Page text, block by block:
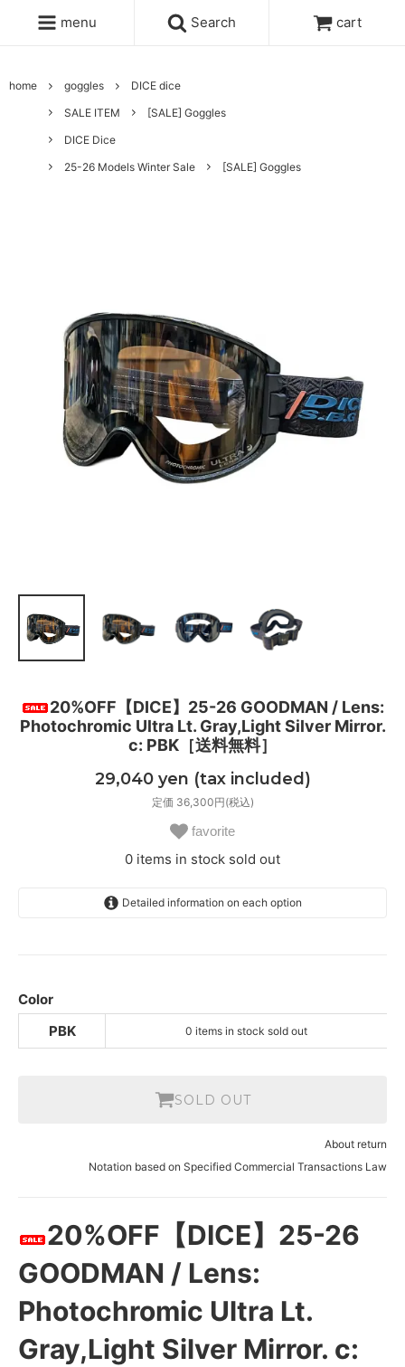
menu Search cart
home goggles
DICE dice
SALE ITEM
[SALE] Goggles
DICE Dice
25-26 Models Winter Sale
[SALE] Goggles
20%OFF【DICE】25-26 GOODMAN / Lens:
Photochromic Ultra Lt. Gray,Light Silver Mirror.
c: PBK［送料無料］
29,040 yen (tax included)
定価 36,300円(税込)
favorite
0 items in stock sold out
Detailed information on each option
Color
PBK
0 items in stock sold out
SOLD OUT
About return
Notation based on Specified Commercial Transactions Law
20%OFF【DICE】25-26
GOODMAN / Lens:
Photochromic Ultra Lt.
Gray,Light Silver Mirror. c: